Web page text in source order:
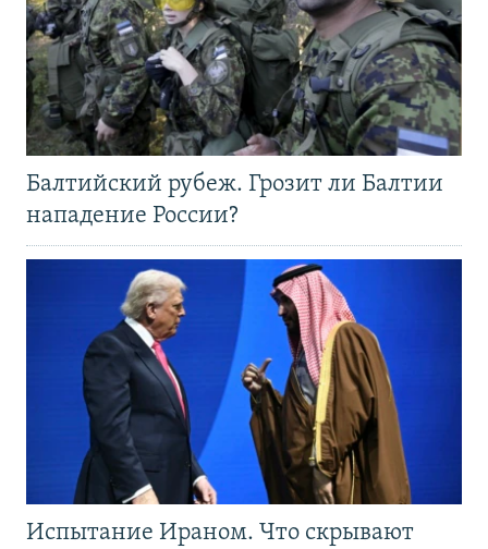
Балтийский рубеж. Грозит ли Балтии
нападение России?
Испытание Ираном. Что скрывают